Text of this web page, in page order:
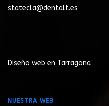
statecla@dentalt.es
Diseño web en Tarragona
NUESTRA WEB